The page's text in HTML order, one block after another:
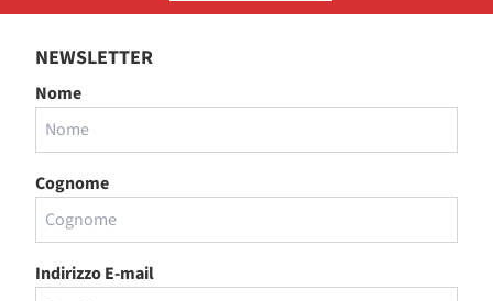
NEWSLETTER
Nome
Cognome
Indirizzo E-mail